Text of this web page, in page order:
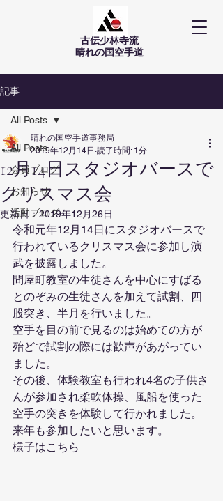
古伝少林寺流
​晴れの国空手道
記事
All Posts
会員ブログ
お知らせ
活動ブログ
All Posts
12月14日スタジオバースで
クリスマス会
晴れの国空手道事務局
2019年12月14日 読了時間: 1分
更新日：2019年12月26日
令和元年12月14日にスタジオバースで
行われているクリスマス会に参加し演
武を披露しました。
問屋町教室の生徒さんを中心にすばる
とのぞみの生徒さんを加えて試割、四
股突き、半月を行いました。
空手を目の前で見るのは始めての方が
殆どで試割の際には歓声があがってい
ました。
その後、体験教室も行われ4名の子供さ
んが参加され柔軟体操、風船を使った
空手の突きを体験して行かれました。
来年も参加したいと思います。
様子はこちら